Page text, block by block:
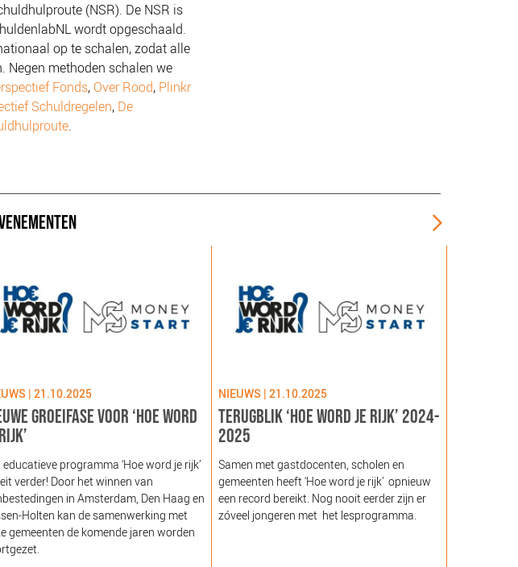
(NSR). De NSR is
wordt opgeschaald.
op te schalen, zodat alle
Negen methoden schalen we
Fonds, Over Rood, Plinkr
Schuldregelen, De
.
| 21.10.2025
GROEIFASE VOOR ‘HOE WORD
educatieve programma ‘Hoe word je rijk’
verder! Door het winnen van
in Amsterdam, Den Haag en
Holten kan de samenwerking met
gemeenten de komende jaren worden
NIEUWS | 21.10.2025
TERUGBLIK ‘HOE WORD JE RIJK’ 2024-
2025
Samen met gastdocenten, scholen en
gemeenten heeft ‘Hoe word je rijk’ opnieuw
een record bereikt. Nog nooit eerder zijn er
zóveel jongeren met het lesprogramma.